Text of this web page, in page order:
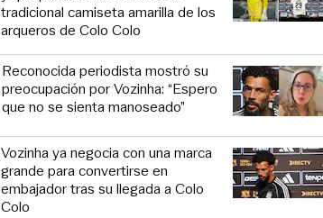
tradicional camiseta amarilla de los
arqueros de Colo Colo
Reconocida periodista mostró su
preocupación por Vozinha: “Espero
que no se sienta manoseado”
Vozinha ya negocia con una marca
grande para convertirse en
embajador tras su llegada a Colo
Colo